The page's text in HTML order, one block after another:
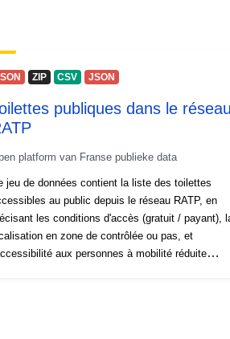
ZIP CSV JSON
publiques dans le réseau
platform van Franse publieke data
jeu de données contient la liste des toilettes
au public depuis le réseau RATP, en
les conditions d'accès (gratuit / payant),
en zone de contrôlée ou pas, et
aux personnes à mobilité réduite